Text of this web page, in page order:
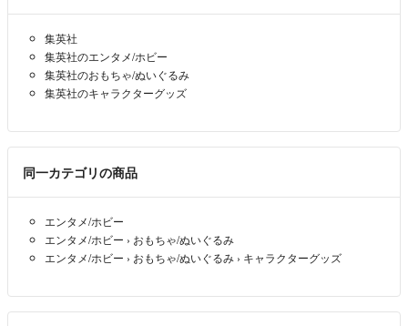
集英社
集英社のエンタメ/ホビー
集英社のおもちゃ/ぬいぐるみ
集英社のキャラクターグッズ
同一カテゴリの商品
エンタメ/ホビー
エンタメ/ホビー › おもちゃ/ぬいぐるみ
エンタメ/ホビー › おもちゃ/ぬいぐるみ › キャラクターグッズ